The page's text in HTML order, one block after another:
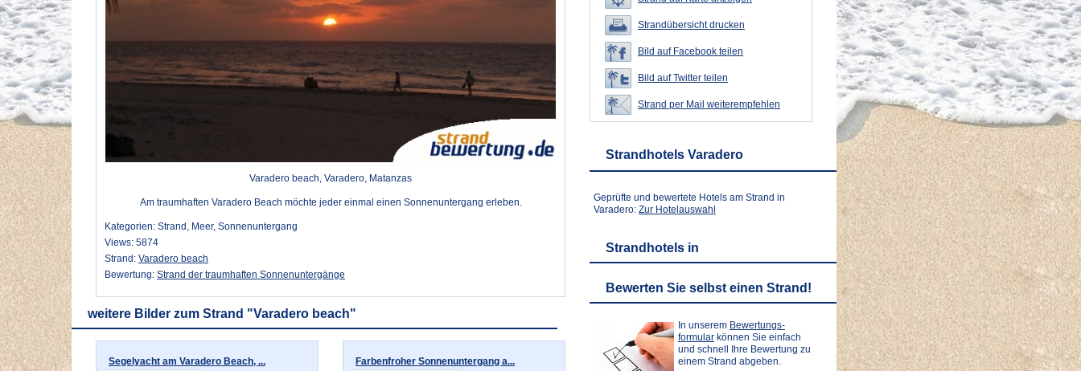
Varadero beach, Varadero, Matanzas
Am traumhaften Varadero Beach möchte jeder einmal einen Sonnenuntergang erleben.
Kategorien: Strand, Meer, Sonnenuntergang
Views: 5874
Strand: Varadero beach
Bewertung: Strand der traumhaften Sonnenuntergänge
weitere Bilder zum Strand "Varadero beach"
Segelyacht am Varadero Beach, ...
Farbenfroher Sonnenuntergang a...
Strandübersicht drucken
Bild auf Facebook teilen
Bild auf Twitter teilen
Strand per Mail weiterempfehlen
Strandhotels Varadero
Geprüfte und bewertete Hotels am Strand in
Varadero: Zur Hotelauswahl
Strandhotels in
Bewerten Sie selbst einen Strand!
In unserem Bewertungs-
formular können Sie einfach
und schnell Ihre Bewertung zu
einem Strand abgeben.